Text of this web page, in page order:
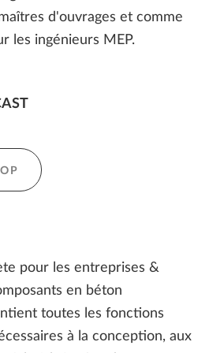
d'ouvrages et comme
les ingénieurs MEP.
pour les entreprises &
en béton
toutes les fonctions
à la conception, aux